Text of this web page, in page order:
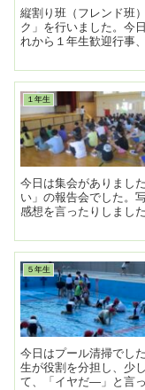
縦割り班（フレンド班
ク」を行いました。今
れから１年生歓迎行事
１年生
今日は集会がありまし
い」の報告会でした。
感想を言ったりしました
５年生
今日はプール清掃でし
生が役割を分担し、少
て、「イヤだ―」と言